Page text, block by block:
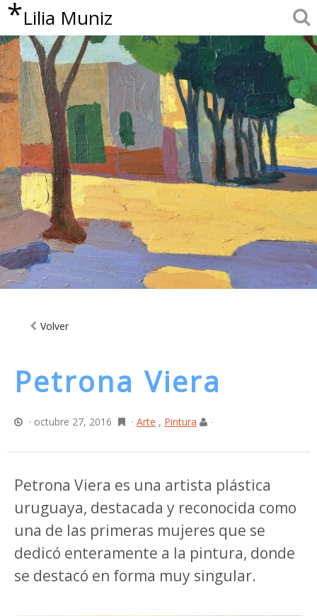
*Lilia Muniz
Volver
Petrona Viera
· octubre 27, 2016 · Arte , Pintura ·
Petrona Viera es una artista plástica
uruguaya, destacada y reconocida como
una de las primeras mujeres que se
dedicó enteramente a la pintura, donde
se destacó en forma muy singular.